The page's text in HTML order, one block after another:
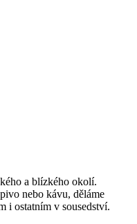
a blízkého okolí.
nebo kávu, děláme
i ostatním v sousedství.